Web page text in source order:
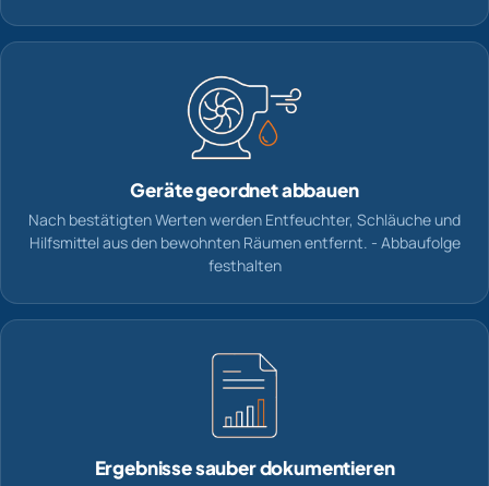
Geräte geordnet abbauen
Nach bestätigten Werten werden Entfeuchter, Schläuche und
Hilfsmittel aus den bewohnten Räumen entfernt. - Abbaufolge
festhalten
Ergebnisse sauber dokumentieren